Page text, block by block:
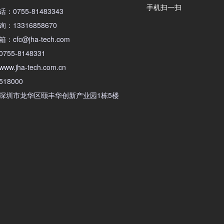
：0755-81483343
：13316858670
：cfc@jha-tech.com
8148331
tech.com.cn
圳市龙华区颐丰华创新产业园1栋5楼
手机扫一扫